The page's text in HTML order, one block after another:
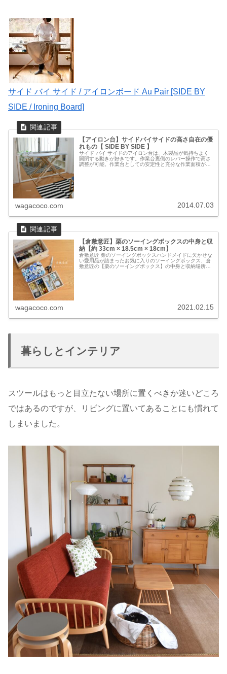
サイド バイ サイド / アイロンボード Au Pair [SIDE BY
SIDE / Ironing Board]
【アイロン台】サイドバイサイドの高さ自在の優
れもの【 SIDE BY SIDE 】
サイド バイ サイドのアイロン台は、木製品が気持ちよく
開閉する動きが好きです。作業台裏側のレバー操作で高さ
調整が可能。作業台としての安定性と充分な作業面積があ
wagacoco.com 2014.07.03
【倉敷意匠】栗のソーイングボックスの中身と収
納【約 33cm × 18.5cm × 18cm】
倉敷意匠 栗のソーイングボックスハンドメイドに欠かせな
い愛用品が詰まったお気に入りのソーイングボックス、倉
敷意匠の【栗のソーイングボックス】の中身と収納場所の
wagacoco.com 2021.02.15
暮らしとインテリア
スツールはもっと目立たない場所に置くべきか迷いどころ
ではあるのですが、リビングに置いてあることにも慣れて
しまいました。